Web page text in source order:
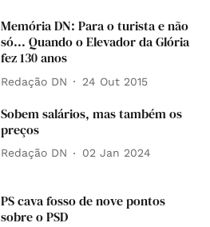
Memória DN: Para o turista e não
só... Quando o Elevador da Glória
fez 130 anos
Redação DN 24 Out 2015
Sobem salários, mas também os
preços
Redação DN 02 Jan 2024
PS cava fosso de nove pontos
sobre o PSD